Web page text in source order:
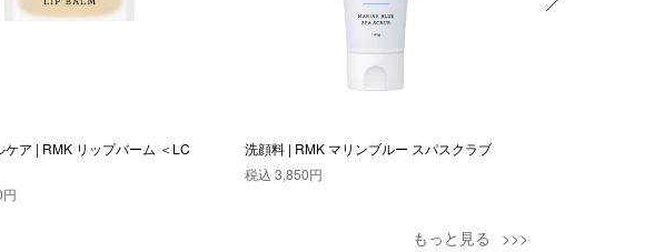
ケア | RMK リップバーム ＜LC
洗顔料 | RMK マリンブルー スパスクラブ
税込 3,850円
もっと見る